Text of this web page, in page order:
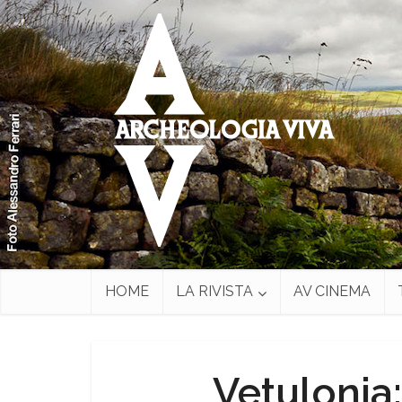
HOME LA RIVISTA AV CINEMA